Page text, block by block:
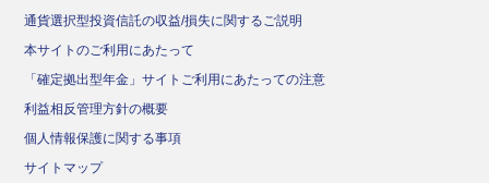
通貨選択型投資信託の収益/損失に関するご説明
本サイトのご利用にあたって
「確定拠出型年金」サイトご利用にあたっての注意
利益相反管理方針の概要
個人情報保護に関する事項
サイトマップ